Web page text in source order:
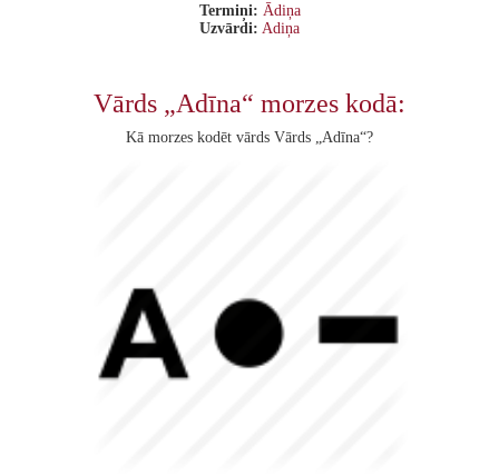
Termiņi: Ādiņa
Uzvārdi: Adiņa
Vārds „Adīna“ morzes kodā:
Kā morzes kodēt vārds Vārds „Adīna“?